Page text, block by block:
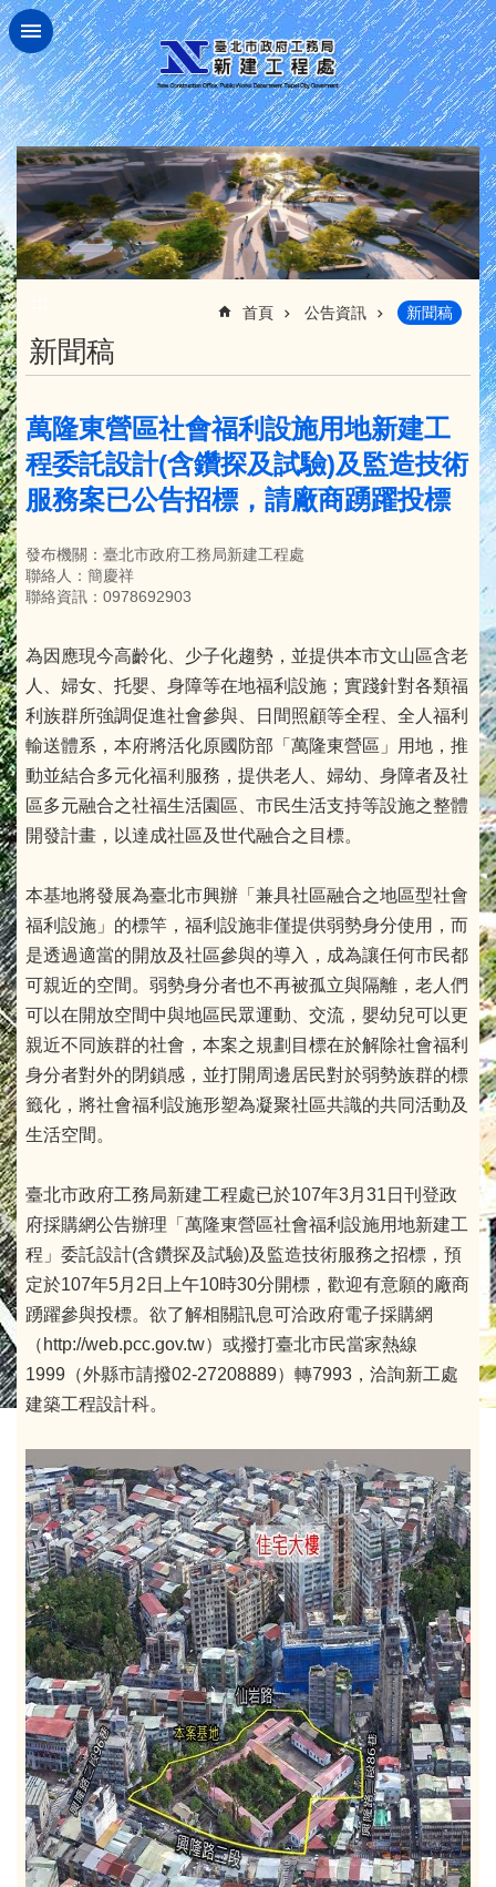
跳到主要內容區塊
首頁 公告資訊 新聞稿
新聞稿
萬隆東營區社會福利設施用地新建工
程委託設計(含鑽探及試驗)及監造技術
服務案已公告招標，請廠商踴躍投標
發布機關：臺北市政府工務局新建工程處
聯絡人：簡慶祥
聯絡資訊：0978692903
為因應現今高齡化、少子化趨勢，並提供本市文山區含老
人、婦女、托嬰、身障等在地福利設施；實踐針對各類福
利族群所強調促進社會參與、日間照顧等全程、全人福利
輸送體系，本府將活化原國防部「萬隆東營區」用地，推
動並結合多元化福利服務，提供老人、婦幼、身障者及社
區多元融合之社福生活園區、市民生活支持等設施之整體
開發計畫，以達成社區及世代融合之目標。
本基地將發展為臺北市興辦「兼具社區融合之地區型社會
福利設施」的標竿，福利設施非僅提供弱勢身分使用，而
是透過適當的開放及社區參與的導入，成為讓任何市民都
可親近的空間。弱勢身分者也不再被孤立與隔離，老人們
可以在開放空間中與地區民眾運動、交流，嬰幼兒可以更
親近不同族群的社會，本案之規劃目標在於解除社會福利
身分者對外的閉鎖感，並打開周邊居民對於弱勢族群的標
籤化，將社會福利設施形塑為凝聚社區共識的共同活動及
生活空間。
臺北市政府工務局新建工程處已於107年3月31日刊登政
府採購網公告辦理「萬隆東營區社會福利設施用地新建工
程」委託設計(含鑽探及試驗)及監造技術服務之招標，預
定於107年5月2日上午10時30分開標，歡迎有意願的廠商
踴躍參與投標。欲了解相關訊息可洽政府電子採購網
（http://web.pcc.gov.tw）或撥打臺北市民當家熱線
1999（外縣市請撥02-27208889）轉7993，洽詢新工處
建築工程設計科。